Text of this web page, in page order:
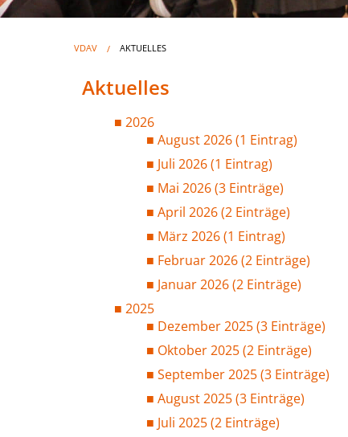
VDAV AKTUELLES
Aktuelles
2026
August 2026 (1 Eintrag)
Juli 2026 (1 Eintrag)
Mai 2026 (3 Einträge)
April 2026 (2 Einträge)
März 2026 (1 Eintrag)
Februar 2026 (2 Einträge)
Januar 2026 (2 Einträge)
2025
Dezember 2025 (3 Einträge)
Oktober 2025 (2 Einträge)
September 2025 (3 Einträge)
August 2025 (3 Einträge)
Juli 2025 (2 Einträge)